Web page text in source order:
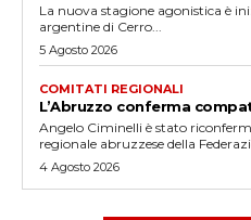
La nuova stagione agonistica è
argentine di Cerro...
5 Agosto 2026
COMITATI REGIONALI
L’Abruzzo conferma
Angelo Ciminelli è stato
regionale abruzzese della
4 Agosto 2026